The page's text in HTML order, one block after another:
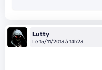
Lutty
Le 15/11/2013 à 14h23